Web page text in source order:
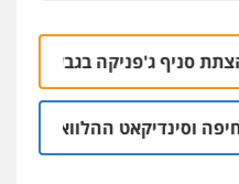
ג'פניקה בגבעתיים
ההלוואות של משפחת